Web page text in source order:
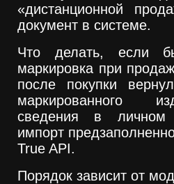
«дистанционной
документ в системе.
Что делать, если
маркировка при
после покупки
маркированного
сведения в личном
импорт
True API.
Порядок зависит от